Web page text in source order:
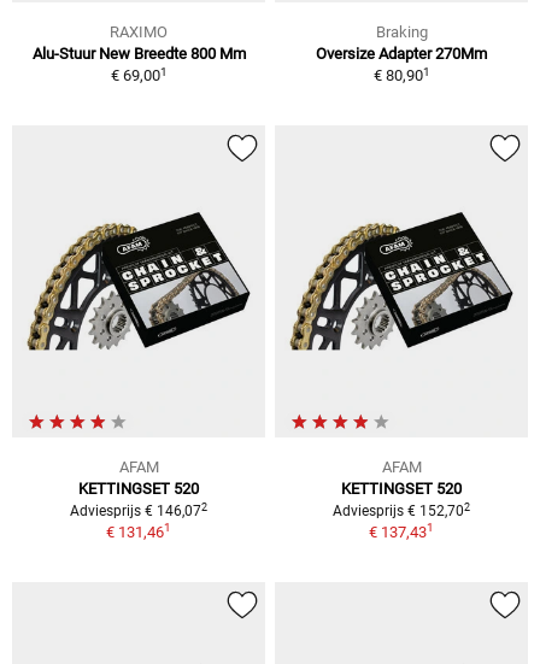
RAXIMO
Alu-Stuur New Breedte 800 Mm
€ 69,001
Braking
Oversize Adapter 270Mm
€ 80,901
AFAM
KETTINGSET 520
Adviesprijs € 146,072
€ 131,461
AFAM
KETTINGSET 520
Adviesprijs € 152,702
€ 137,431